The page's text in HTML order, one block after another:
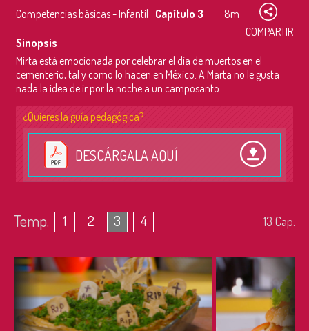
Competencias básicas - Infantil Capítulo 3
8m
COMPARTIR
Sinopsis
Mirta está emocionada por celebrar el día de muertos en el
cementerio, tal y como lo hacen en México. A Marta no le gusta
nada la idea de ir por la noche a un camposanto.
¿Quieres la guía pedagógica?
DESCÁRGALA AQUÍ
Temp. 1 2 3 4 13 Cap.